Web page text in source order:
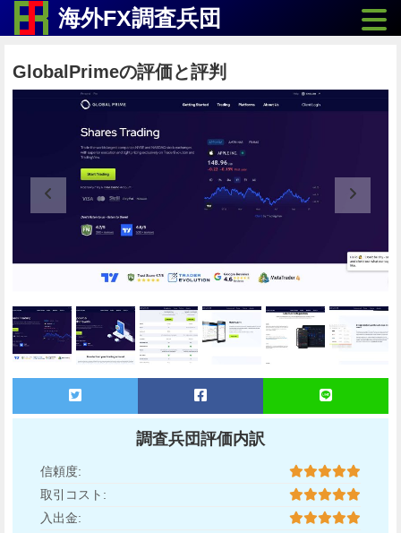
海外FX調査兵団
GlobalPrimeの評価と評判
調査兵団評価内訳
信頼度:
取引コスト:
入出金: